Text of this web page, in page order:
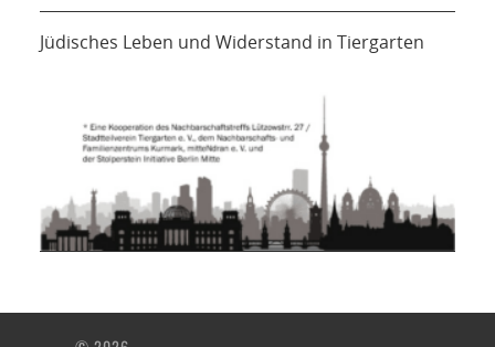
Jüdisches Leben und Widerstand in Tiergarten